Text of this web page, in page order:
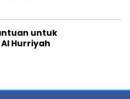
untuk
Hurriyah